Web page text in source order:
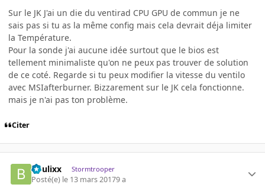
Sur le JK J'ai un die du ventirad CPU GPU de commun je ne
sais pas si tu as la même config mais cela devrait déja limiter
la Température.
Pour la sonde j'ai aucune idée surtout que le bios est
tellement minimaliste qu'on ne peux pas trouver de solution
de ce coté. Regarde si tu peux modifier la vitesse du ventilo
avec MSIafterburner. Bizzarement sur le JK cela fonctionne.
mais je n'ai pas ton problème.
Citer
boulixx Stormtrooper
Posté(e) le 13 mars 20179 a